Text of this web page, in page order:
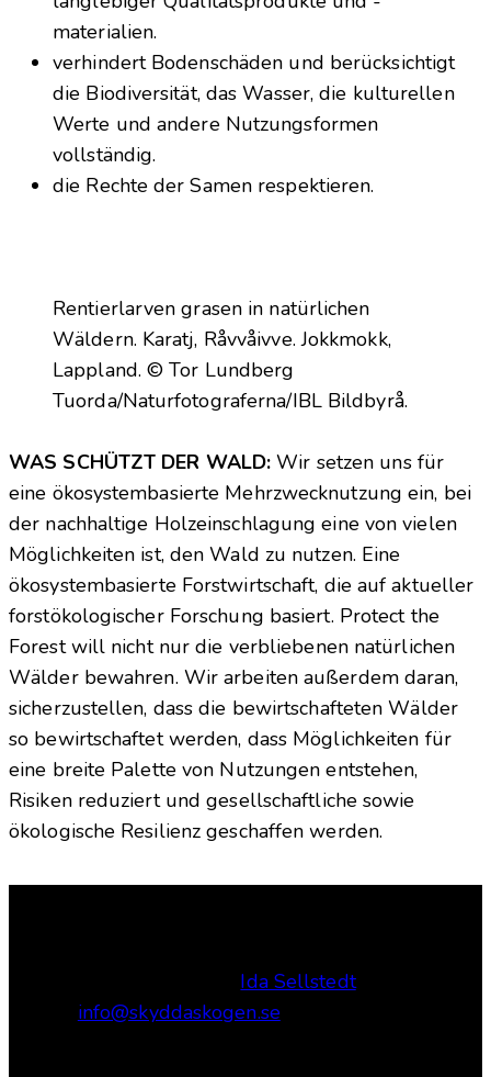
materialien.
verhindert Bodenschäden und berücksichtigt
die Biodiversität, das Wasser, die kulturellen
Werte und andere Nutzungsformen
vollständig.
die Rechte der Samen respektieren.
Rentierlarven grasen in natürlichen
Wäldern. Karatj, Råvvåivve. Jokkmokk,
Lappland. © Tor Lundberg
Tuorda/Naturfotograferna/IBL Bildbyrå.
WAS SCHÜTZT DER WALD: Wir setzen uns für
eine ökosystembasierte Mehrzwecknutzung ein, bei
der nachhaltige Holzeinschlagung eine von vielen
Möglichkeiten ist, den Wald zu nutzen. Eine
ökosystembasierte Forstwirtschaft, die auf aktueller
forstökologischer Forschung basiert. Protect the
Forest will nicht nur die verbliebenen natürlichen
Wälder bewahren. Wir arbeiten außerdem daran,
sicherzustellen, dass die bewirtschafteten Wälder
so bewirtschaftet werden, dass Möglichkeiten für
eine breite Palette von Nutzungen entstehen,
Risiken reduziert und gesellschaftliche sowie
ökologische Resilienz geschaffen werden.
Ida Sellstedt
info@skyddaskogen.se